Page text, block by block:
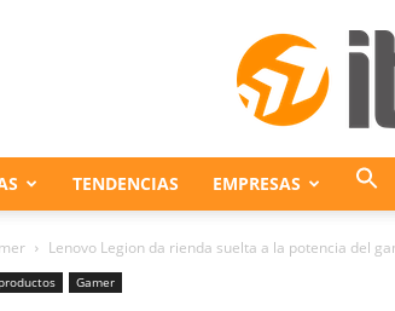
TENDENCIAS EMPRESAS
Lenovo Legion da rienda suelta a la potencia del
Gamer